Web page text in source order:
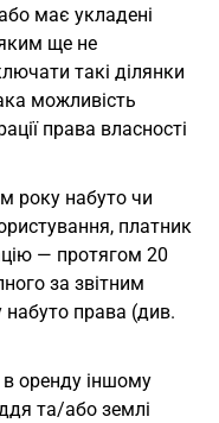
має укладені
ще не
такі ділянки
можливість
права власності
року набуто чи
платник
— протягом 20
за звітним
права (див.
оренду іншому
та/або землі